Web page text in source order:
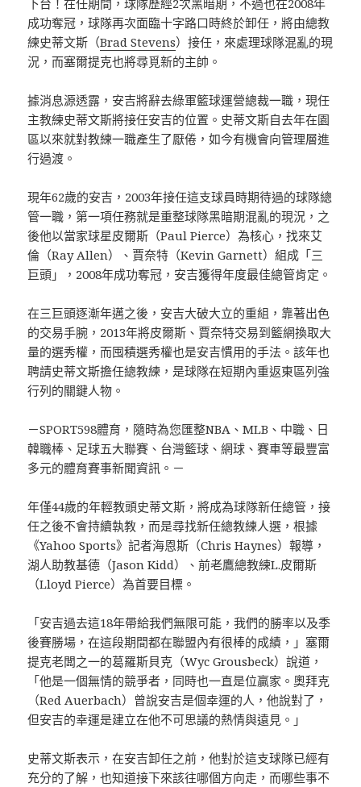
下台！在任期間，球隊歷經2次黑暗期，不過也在2008年
成功奪冠，球隊再次面臨十字路口時終於卸任，將由總教
練史蒂文斯（Brad Stevens）接任，來處理球隊混亂的現
況，而塞爾提克也將尋覓新的主帥。
據消息源透露，安吉將辭去綠軍籃球運營總裁一職，現任
主教練史蒂文斯將接任安吉的位置。史蒂文斯自去年在園
區以來就對教練一職產生了厭倦，如今有機會向管理層進
行過渡。
現年62歲的安吉，2003年接任這支球員時期待過的球隊總
管一職，第一項任務就是重整球隊黑暗期混亂的現況，之
後他以當家球星皮爾斯（Paul Pierce）為核心，找來艾
倫（Ray Allen）、賈奈特（Kevin Garnett）組成「三
巨頭」，2008年成功奪冠，安吉獲得年度最佳總管肯定。
在三巨頭逐漸年邁之後，安吉大破大立的重組，靠著出色
的交易手腕，2013年將皮爾斯、賈奈特交易到籃網換取大
量的選秀權，而囤積選秀權也是安吉慣用的手法。該年也
聘請史蒂文斯擔任總教練，是球隊在短期內重返東區列強
行列的關鍵人物。
－SPORT598體育，隨時為您匯整NBA、MLB、中職、日
韓職棒、足球五大聯賽、台灣籃球、網球、賽車等最豐富
多元的體育賽事新聞資訊。－
年僅44歲的年輕教頭史蒂文斯，將成為球隊新任總管，接
任之後不會持續執教，而是尋找新任總教練人選，根據
《Yahoo Sports》記者海恩斯（Chris Haynes）報導，
湖人助教基德（Jason Kidd）、前老鷹總教練L.皮爾斯
（Lloyd Pierce）為首要目標。
「安吉過去這18年帶給我們無限可能，我們的勝率以及季
後賽勝場，在這段期間都在聯盟內有很棒的成績，」塞爾
提克老闆之一的葛羅斯貝克（Wyc Grousbeck）說道，
「他是一個無情的競爭者，同時也一直是位贏家。奧拜克
（Red Auerbach）曾說安吉是個幸運的人，他說對了，
但安吉的幸運是建立在他不可思議的熱情與遠見。」
史蒂文斯表示，在安吉卸任之前，他對於這支球隊已經有
充分的了解，也知道接下來該往哪個方向走，而哪些事不